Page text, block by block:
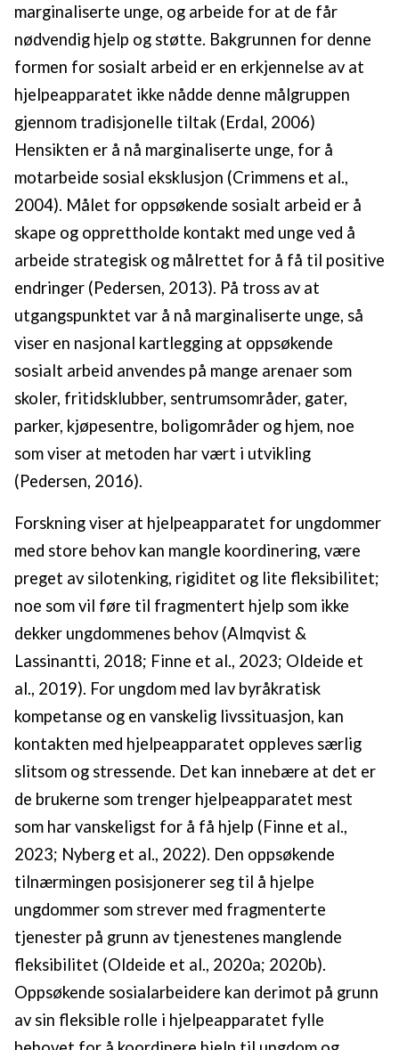
marginaliserte unge, og arbeide for at de får
nødvendig hjelp og støtte. Bakgrunnen for denne
formen for sosialt arbeid er en erkjennelse av at
hjelpeapparatet ikke nådde denne målgruppen
gjennom tradisjonelle tiltak (Erdal, 2006)
Hensikten er å nå marginaliserte unge, for å
motarbeide sosial eksklusjon (Crimmens et al.,
2004). Målet for oppsøkende sosialt arbeid er å
skape og opprettholde kontakt med unge ved å
arbeide strategisk og målrettet for å få til positive
endringer (Pedersen, 2013). På tross av at
utgangspunktet var å nå marginaliserte unge, så
viser en nasjonal kartlegging at oppsøkende
sosialt arbeid anvendes på mange arenaer som
skoler, fritidsklubber, sentrumsområder, gater,
parker, kjøpesentre, boligområder og hjem, noe
som viser at metoden har vært i utvikling
(Pedersen, 2016).
Forskning viser at hjelpeapparatet for ungdommer
med store behov kan mangle koordinering, være
preget av silotenking, rigiditet og lite fleksibilitet;
noe som vil føre til fragmentert hjelp som ikke
dekker ungdommenes behov (Almqvist &
Lassinantti, 2018; Finne et al., 2023; Oldeide et
al., 2019). For ungdom med lav byråkratisk
kompetanse og en vanskelig livssituasjon, kan
kontakten med hjelpeapparatet oppleves særlig
slitsom og stressende. Det kan innebære at det er
de brukerne som trenger hjelpeapparatet mest
som har vanskeligst for å få hjelp (Finne et al.,
2023; Nyberg et al., 2022). Den oppsøkende
tilnærmingen posisjonerer seg til å hjelpe
ungdommer som strever med fragmenterte
tjenester på grunn av tjenestenes manglende
fleksibilitet (Oldeide et al., 2020a; 2020b).
Oppsøkende sosialarbeidere kan derimot på grunn
av sin fleksible rolle i hjelpeapparatet fylle